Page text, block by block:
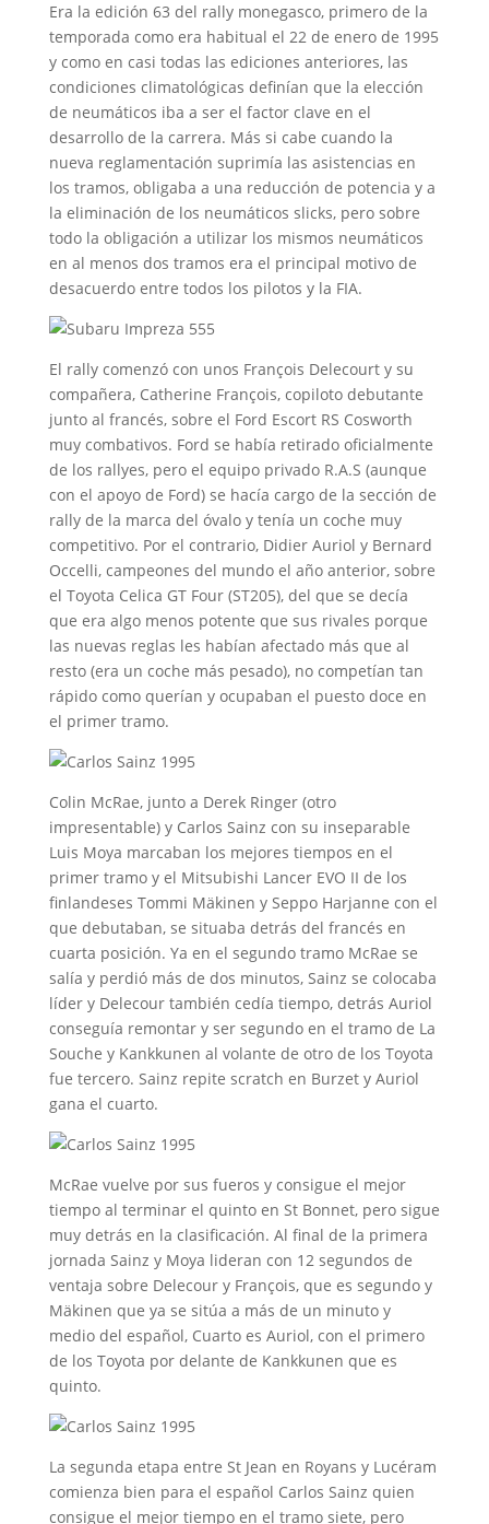
Era la edición 63 del rally monegasco, primero de la
temporada como era habitual el 22 de enero de 1995
y como en casi todas las ediciones anteriores, las
condiciones climatológicas definían que la elección
de neumáticos iba a ser el factor clave en el
desarrollo de la carrera. Más si cabe cuando la
nueva reglamentación suprimía las asistencias en
los tramos, obligaba a una reducción de potencia y a
la eliminación de los neumáticos slicks, pero sobre
todo la obligación a utilizar los mismos neumáticos
en al menos dos tramos era el principal motivo de
desacuerdo entre todos los pilotos y la FIA.
El rally comenzó con unos François Delecourt y su
compañera, Catherine François, copiloto debutante
junto al francés, sobre el Ford Escort RS Cosworth
muy combativos. Ford se había retirado oficialmente
de los rallyes, pero el equipo privado R.A.S (aunque
con el apoyo de Ford) se hacía cargo de la sección de
rally de la marca del óvalo y tenía un coche muy
competitivo. Por el contrario, Didier Auriol y Bernard
Occelli, campeones del mundo el año anterior, sobre
el Toyota Celica GT Four (ST205), del que se decía
que era algo menos potente que sus rivales porque
las nuevas reglas les habían afectado más que al
resto (era un coche más pesado), no competían tan
rápido como querían y ocupaban el puesto doce en
el primer tramo.
Colin McRae, junto a Derek Ringer (otro
impresentable) y Carlos Sainz con su inseparable
Luis Moya marcaban los mejores tiempos en el
primer tramo y el Mitsubishi Lancer EVO II de los
finlandeses Tommi Mäkinen y Seppo Harjanne con el
que debutaban, se situaba detrás del francés en
cuarta posición. Ya en el segundo tramo McRae se
salía y perdió más de dos minutos, Sainz se colocaba
líder y Delecour también cedía tiempo, detrás Auriol
conseguía remontar y ser segundo en el tramo de La
Souche y Kankkunen al volante de otro de los Toyota
fue tercero. Sainz repite scratch en Burzet y Auriol
gana el cuarto.
McRae vuelve por sus fueros y consigue el mejor
tiempo al terminar el quinto en St Bonnet, pero sigue
muy detrás en la clasificación. Al final de la primera
jornada Sainz y Moya lideran con 12 segundos de
ventaja sobre Delecour y François, que es segundo y
Mäkinen que ya se sitúa a más de un minuto y
medio del español, Cuarto es Auriol, con el primero
de los Toyota por delante de Kankkunen que es
quinto.
La segunda etapa entre St Jean en Royans y Lucéram
comienza bien para el español Carlos Sainz quien
consigue el mejor tiempo en el tramo siete, pero